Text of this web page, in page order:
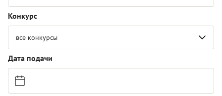
Конкурс
все конкурсы
Дата подачи